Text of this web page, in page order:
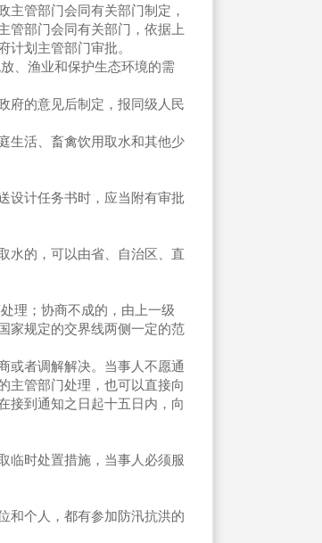
管部门会同有关部门制定，
管部门会同有关部门，依据上
划主管部门审批。
、渔业和保护生态环境的需
的意见后制定，报同级人民
生活、畜禽饮用取水和其他少
设计任务书时，应当附有审批
的，可以由省、自治区、直
理；协商不成的，由上一级
家规定的交界线两侧一定的范
或者调解解决。当事人不愿通
主管部门处理，也可以直接向
接到通知之日起十五日内，向
临时处置措施，当事人必须服
和个人，都有参加防汛抗洪的